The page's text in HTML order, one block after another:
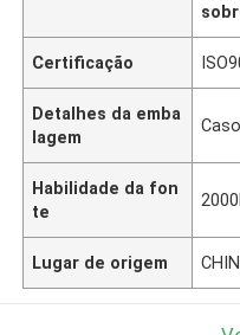
Certificação
Detalhes da emba
lagem
Habilidade da fon
te
Lugar de origem